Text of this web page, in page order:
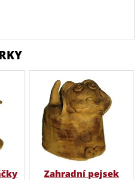
Zahradní pejsek